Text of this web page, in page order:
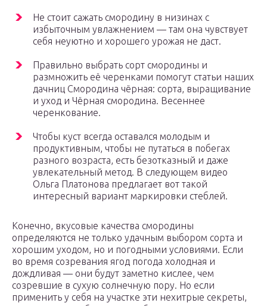
Не стоит сажать смородину в низинах с
избыточным увлажнением — там она чувствует
себя неуютно и хорошего урожая не даст.
Правильно выбрать сорт смородины и
размножить её черенками помогут статьи наших
дачниц Смородина чёрная: сорта, выращивание
и уход и Чёрная смородина. Весеннее
черенкование.
Чтобы куст всегда оставался молодым и
продуктивным, чтобы не путаться в побегах
разного возраста, есть безотказный и даже
увлекательный метод. В следующем видео
Ольга Платонова предлагает вот такой
интересный вариант маркировки стеблей.
Конечно, вкусовые качества смородины
определяются не только удачным выбором сорта и
хорошим уходом, но и погодными условиями. Если
во время созревания ягод погода холодная и
дождливая — они будут заметно кислее, чем
созревшие в сухую солнечную пору. Но если
применить у себя на участке эти нехитрые секреты,